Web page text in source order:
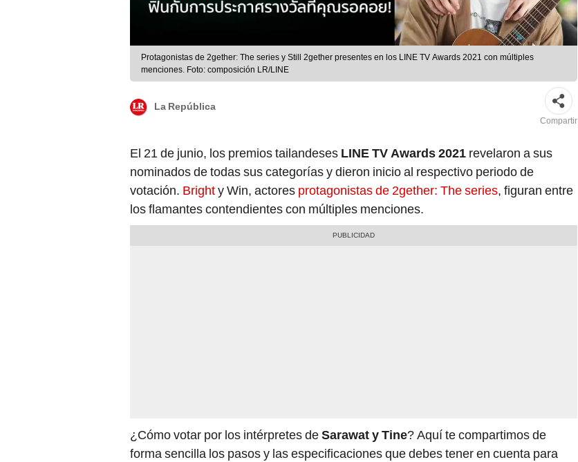
Protagonistas de 2gether: The series y Still 2gether presentes en los LINE TV Awards 2021 con múltiples
menciones. Foto: composición LR/LINE
La República
Compartir
El 21 de junio, los premios tailandeses LINE TV Awards 2021 revelaron a sus
nominados de todas sus categorías y dieron inicio al respectivo periodo de
votación. Brighty Win, actores protagonistas de 2gether: The series, figuran entre
los flamantes contendientes con múltiples menciones.
¿Cómo votar por los intérpretes deSarawat y Tine? Aquí te compartimos de
forma sencilla los pasos y las especificaciones que debes tener en cuenta para